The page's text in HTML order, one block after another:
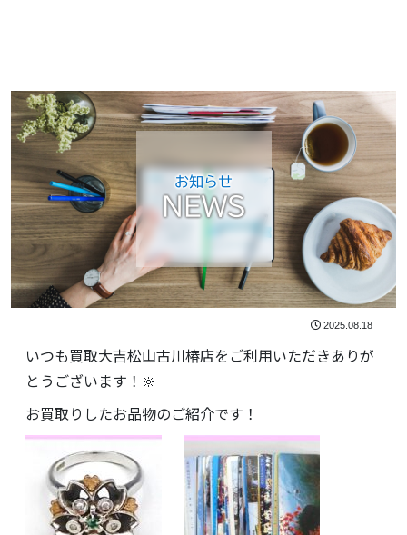
お知らせ
NEWS
2025.08.18
いつも買取大吉松山古川椿店をご利用いただきありが
とうございます！🔆
お買取りしたお品物のご紹介です！